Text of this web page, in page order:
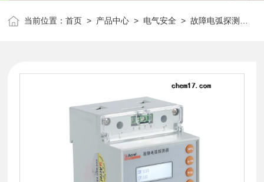
当前位置：首页 > 产品中心 > 电气安全 >故障电弧探测器